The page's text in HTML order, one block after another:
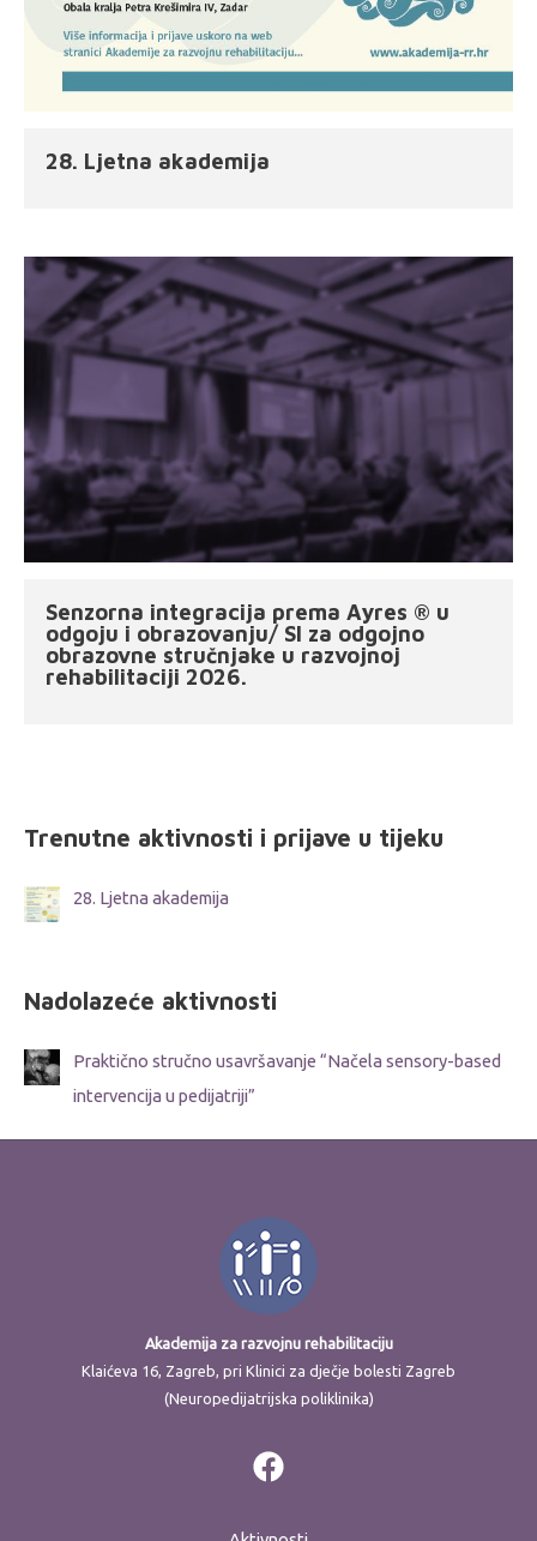
28. Ljetna akademija
Senzorna integracija prema Ayres ® u
odgoju i obrazovanju/ SI za odgojno
obrazovne stručnjake u razvojnoj
rehabilitaciji 2026.
Trenutne aktivnosti i prijave u tijeku
28. Ljetna akademija
Nadolazeće aktivnosti
Praktično stručno usavršavanje “Načela sensory-based
intervencija u pedijatriji”
Akademija za razvojnu rehabilitaciju
Klaićeva 16, Zagreb, pri Klinici za dječje bolesti Zagreb
(Neuropedijatrijska poliklinika)